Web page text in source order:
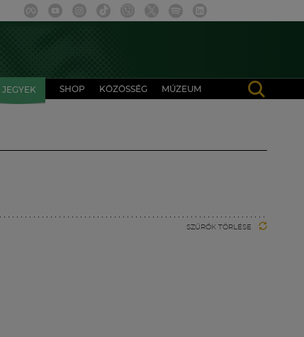
JEGYEK SHOP KÖZÖSSÉG MÚZEUM
SZŰRŐK TÖRLÉSE